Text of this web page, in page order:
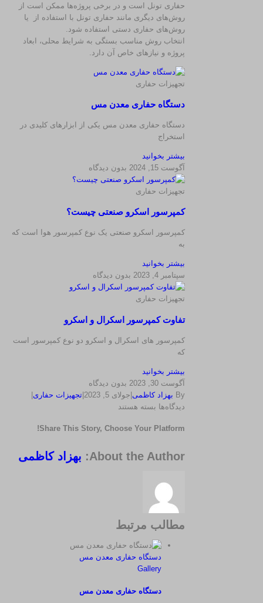
حفاری تونل است و در برخی پروژه‌ها ممکن است از
روش‌های دیگری مانند حفاری تونل با استفاده از یا
روش‌های حفاری دستی استفاده شود.
انتخاب روش مناسب بستگی به شرایط محلی، ابعاد
پروژه و نیازهای خاص آن دارد.
تجهیزات حفاری
دستگاه حفاری معدن مس
دستگاه حفاری معدن مس یکی از ابزارهای کلیدی در
استخراج
بیشتر بخوانید
آگوست 15, 2024
بدون دیدگاه
تجهیزات حفاری
کمپرسور اسکرو صنعتی چیست؟
کمپرسور اسکرو صنعتی یک نوع کمپرسور هوا است که
به
بیشتر بخوانید
سپتامبر 4, 2023
بدون دیدگاه
تجهیزات حفاری
تفاوت کمپرسور اسکرال و اسکرو
کمپرسور های اسکرال و اسکرو دو نوع کمپرسور است
که
بیشتر بخوانید
آگوست 30, 2023
بدون دیدگاه
By بهزاد کاظمی جولای 5, 2023 |تجهیزات حفاری
دیدگاه‌ها برای
تونل
انجام
بسته هستند
Share This Story, Choose Your Platform!
Facebook
Twitter
Reddit
LinkedIn
WhatsApp
Tumblr
Pinterest
پست
الکترونیک
About the Author: بهزاد کاظمی
مطالب مرتبط
دستگاه حفاری معدن مس
Gallery
دستگاه حفاری معدن مس